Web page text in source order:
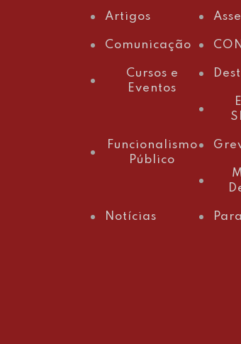
Artigos
Comunicação
Cursos e
Eventos
Funcionalismo
Público
Notícias